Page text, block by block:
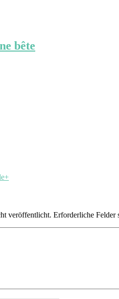
bête
veröffentlicht. Erforderliche Felder